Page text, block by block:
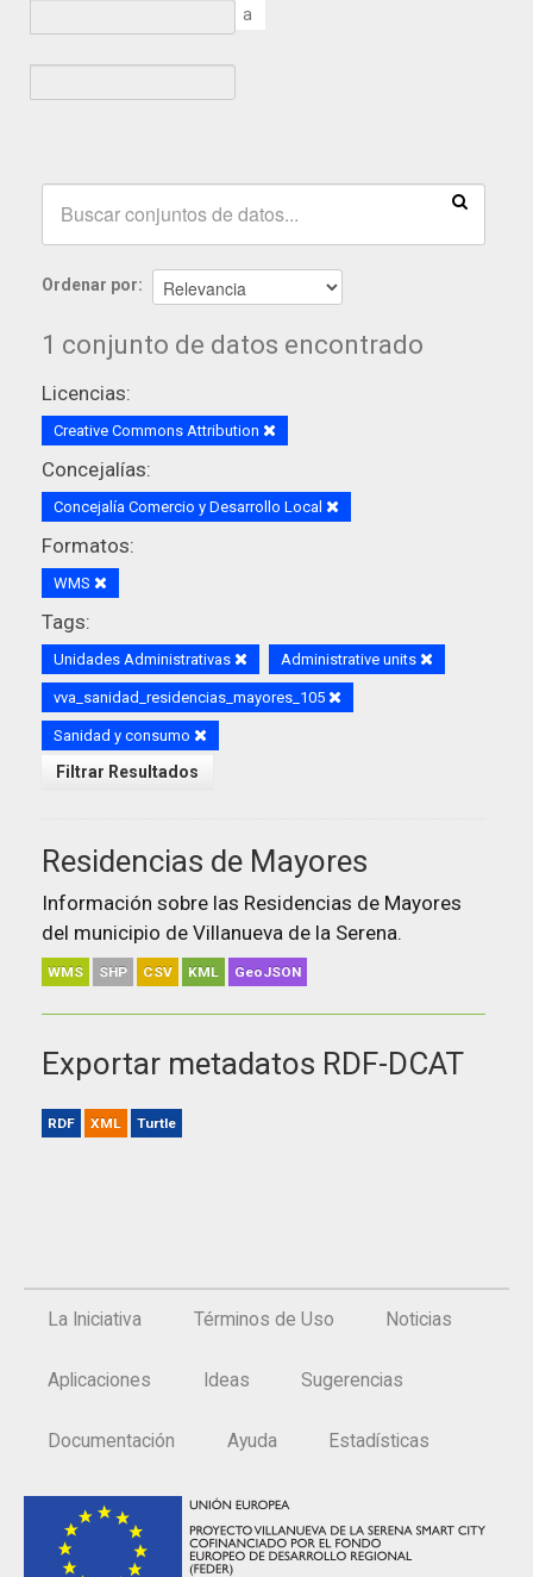
a
Ordenar por
1 conjunto de datos encontrado
Licencias:
Creative Commons Attribution
Concejalías:
Concejalía Comercio y Desarrollo Local
Formatos:
WMS
Tags:
Unidades Administrativas Administrative units
vva_sanidad_residencias_mayores_105
Sanidad y consumo
Filtrar Resultados
Residencias de Mayores
Información sobre las Residencias de Mayores
del municipio de Villanueva de la Serena.
WMS SHP CSV KML GeoJSON
Exportar metadatos RDF-DCAT
RDF XML Turtle
La Iniciativa Términos de Uso Noticias
Aplicaciones Ideas Sugerencias
Documentación Ayuda Estadísticas